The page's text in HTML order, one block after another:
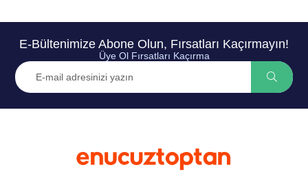
E-Bültenimize Abone Olun, Fırsatları Kaçırmayın!
Üye Ol Fırsatları Kaçırma